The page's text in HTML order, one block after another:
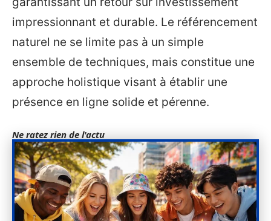
impressionnant et durable. Le référencement
naturel ne se limite pas à un simple
ensemble de techniques, mais constitue une
approche holistique visant à établir une
présence en ligne solide et pérenne.
Ne ratez rien de l'actu